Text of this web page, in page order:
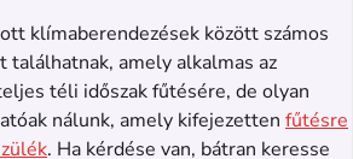
klímaberendezések között számos
találhatnak, amely alkalmas az
téli időszak fűtésére, de olyan
nálunk, amely kifejezetten fűtésre
. Ha kérdése van, bátran keresse